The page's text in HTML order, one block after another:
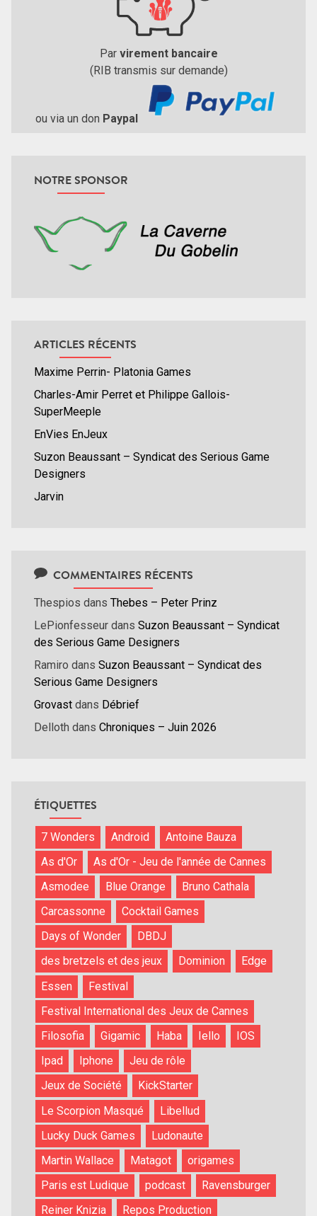
Par virement bancaire
(RIB transmis sur demande)
ou via un don Paypal
NOTRE SPONSOR
ARTICLES RÉCENTS
Maxime Perrin- Platonia Games
Charles-Amir Perret et Philippe Gallois-
SuperMeeple
EnVies EnJeux
Suzon Beaussant – Syndicat des Serious Game
Designers
Jarvin
COMMENTAIRES RÉCENTS
Thespios dans Thebes – Peter Prinz
LePionfesseur dans Suzon Beaussant – Syndicat
des Serious Game Designers
Ramiro dans Suzon Beaussant – Syndicat des
Serious Game Designers
Grovast dans Débrief
Delloth dans Chroniques – Juin 2026
ÉTIQUETTES
7 Wonders Android
Antoine Bauza
As d'Or
As d'Or - Jeu de l'année de Cannes
Asmodee
Blue Orange
Bruno Cathala
Carcassonne
Cocktail Games
Days of Wonder
DBDJ
des bretzels et des jeux
Dominion
Edge
Essen
Festival
Festival International des Jeux de Cannes
Filosofia
Gigamic Haba Iello
IOS
Ipad
Iphone
Jeu de rôle
Jeux de Société
KickStarter
Le Scorpion Masqué
Libellud
Lucky Duck Games
Ludonaute
Martin Wallace
Matagot
origames
Paris est Ludique
podcast
Ravensburger
Reiner Knizia
Repos Production